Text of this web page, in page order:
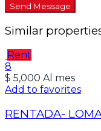
Send Message
Similar
Rent
8
$ 5,000 Al mes
Add to favorites
RENTADA-